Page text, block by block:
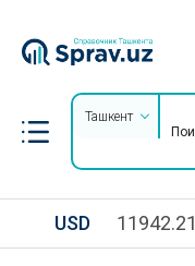
Ташкент
USD 11942.21